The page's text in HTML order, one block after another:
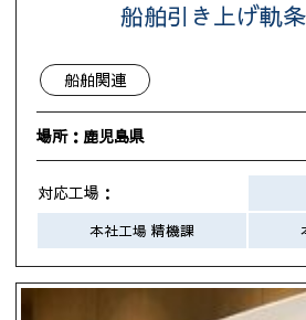
船舶引き上げ軌
船舶関連
場所：鹿児島県
対応工場：
本社工場 精機課